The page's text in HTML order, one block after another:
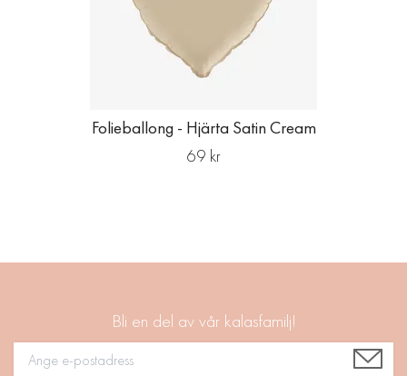
Folieballong - Hjärta Satin Cream
69 kr
Bli en del av vår kalasfamilj!